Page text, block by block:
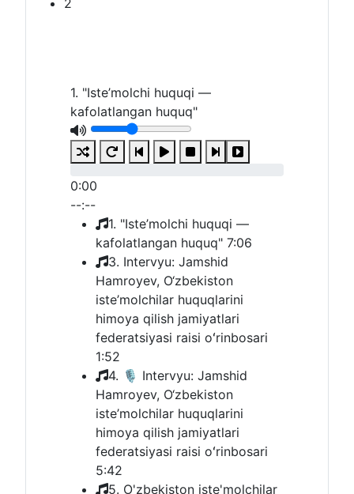
1. "Iste’molchi huquqi —
kafolatlangan huquq"
0:00
--:--
1. "Iste’molchi huquqi —
kafolatlangan huquq" 7:06
3. Intervyu: Jamshid
Hamroyev, O‘zbekiston
iste’molchilar huquqlarini
himoya qilish jamiyatlari
federatsiyasi raisi oʻrinbosari
1:52
4. 🎙 Intervyu: Jamshid
Hamroyev, O‘zbekiston
iste’molchilar huquqlarini
himoya qilish jamiyatlari
federatsiyasi raisi oʻrinbosari
5:42
5. O'zbekiston iste'molchilar